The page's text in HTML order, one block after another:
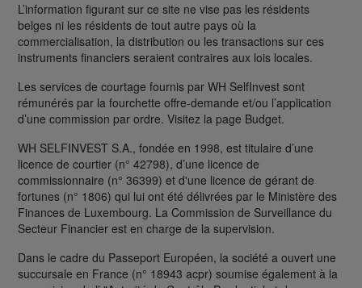
L’information figurant sur ce site ne vise pas les résidents
belges ni les résidents de tout autre pays où la
commercialisation, la distribution ou les transactions sur ces
instruments financiers seraient contraires aux lois locales.
Les services de courtage fournis par WH SelfInvest sont
rémunérés par la fourchette offre-demande et/ou l’application
d’une commission par ordre. Visitez la page Budget.
WH SELFINVEST S.A., fondée en 1998, est titulaire d’une
licence de courtier (n° 42798), d’une licence de
commissionnaire (n° 36399) et d'une licence de gérant de
fortunes (n° 1806) qui lui ont été délivrées par le Ministère des
Finances de Luxembourg. La Commission de Surveillance du
Secteur Financier est en charge de la supervision.
Dans le cadre du Passeport Européen, la société a ouvert une
succursale en France (n° 18943 acpr) soumise également à la